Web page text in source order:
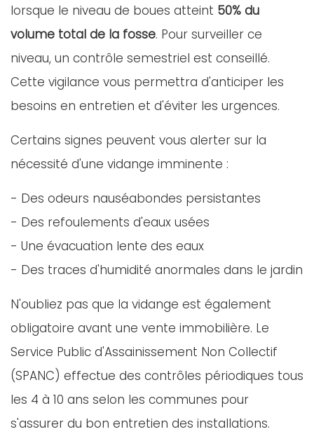
lorsque le niveau de boues atteint 50% du
volume total de la fosse. Pour surveiller ce
niveau, un contrôle semestriel est conseillé.
Cette vigilance vous permettra d'anticiper les
besoins en entretien et d'éviter les urgences.
Certains signes peuvent vous alerter sur la
nécessité d'une vidange imminente :
- Des odeurs nauséabondes persistantes
- Des refoulements d'eaux usées
- Une évacuation lente des eaux
- Des traces d'humidité anormales dans le jardin
N'oubliez pas que la vidange est également
obligatoire avant une vente immobilière. Le
Service Public d'Assainissement Non Collectif
(SPANC) effectue des contrôles périodiques tous
les 4 à 10 ans selon les communes pour
s'assurer du bon entretien des installations.